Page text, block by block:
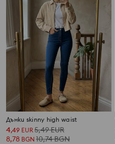
Дънки skinny high waist
4,49 EUR 5,49EUR
8,78 BGN 10,74BGN